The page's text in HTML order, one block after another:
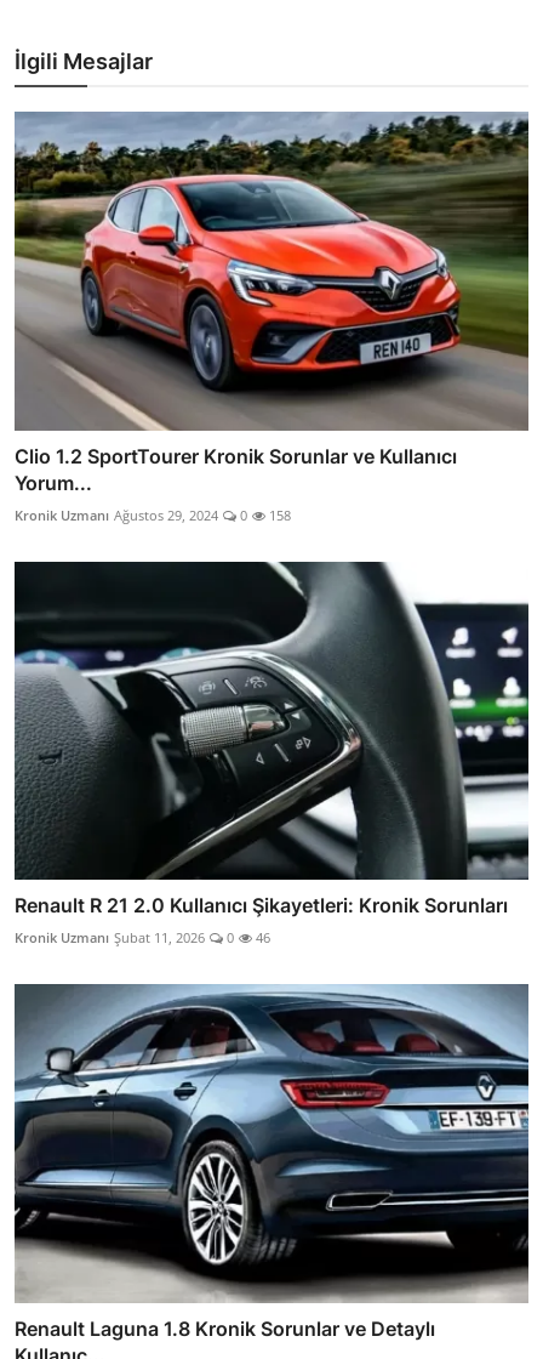
İlgili Mesajlar
Clio 1.2 SportTourer Kronik Sorunlar ve Kullanıcı
Yorum...
Kronik Uzmanı Ağustos 29, 2024 0 158
Renault R 21 2.0 Kullanıcı Şikayetleri: Kronik Sorunları
Kronik Uzmanı Şubat 11, 2026 0 46
Renault Laguna 1.8 Kronik Sorunlar ve Detaylı